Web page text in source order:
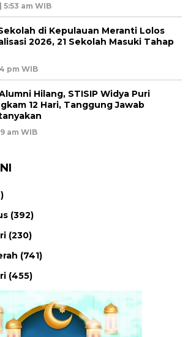
am WIB
di Kepulauan Meranti Lolos
2026, 21 Sekolah Masuki Tahap
pm WIB
Hilang, STISIP Widya Puri
12 Hari, Tanggung Jawab
am WIB
(392)
(230)
(741)
(455)